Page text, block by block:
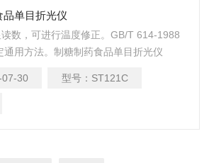
品单目折光仪
数，可进行温度修正。GB/T 614-1988
通用方法。制糖制药食品单目折光仪
07-30 型号： ST121C